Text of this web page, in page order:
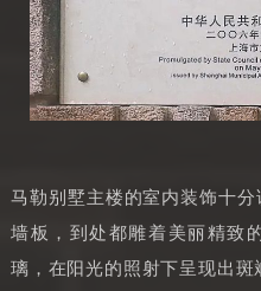
马勒别墅主楼的室内装饰十
墙板，到处都雕着美丽精致
璃，在阳光的照射下呈现出斑